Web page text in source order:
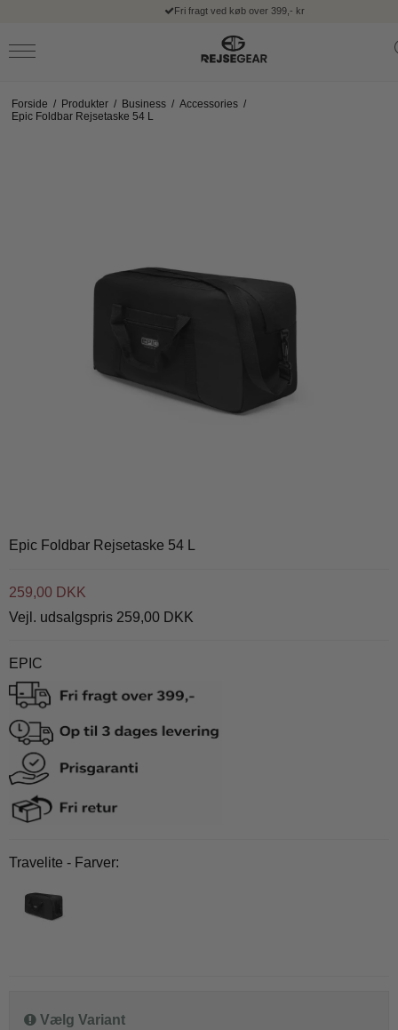
Fri fragt ved køb over 399,- kr
Forside / Produkter / Business / Accessories /
Epic Foldbar Rejsetaske 54 L
Epic Foldbar Rejsetaske 54 L
259,00 DKK
Vejl. udsalgspris 259,00 DKK
EPIC
Travelite - Farver:
Vælg Variant